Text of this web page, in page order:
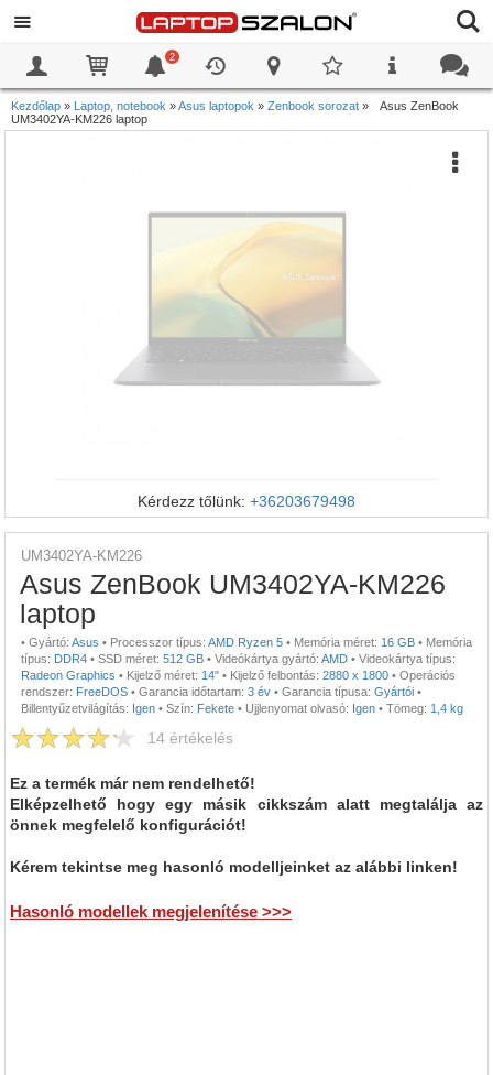
2
Kezdőlap » Laptop, notebook »Asus laptopok » Zenbook sorozat »
Asus ZenBook
UM3402YA-KM226 laptop
Kérdezz tőlünk: +36203679498
UM3402YA-KM226
Asus ZenBook UM3402YA-KM226
laptop
• Gyártó: Asus • Processzor típus: AMD Ryzen 5 • Memória méret: 16 GB • Memória
típus: DDR4 • SSD méret: 512 GB • Videókártya gyártó: AMD • Videokártya típus:
Radeon Graphics • Kijelző méret: 14" • Kijelző felbontás: 2880 x 1800 • Operációs
rendszer: FreeDOS • Garancia időtartam: 3 év • Garancia típusa: Gyártói •
Billentyűzetvilágítás: Igen • Szín: Fekete • Ujjlenyomat olvasó: Igen • Tömeg: 1,4 kg
14 értékelés
Ez a termék már nem rendelhető!
Elképzelhető hogy egy másik cikkszám alatt megtalálja az
önnek megfelelő konfigurációt!
Kérem tekintse meg hasonló modelljeinket az alábbi linken!
Hasonló modellek megjelenítése >>>
0
0